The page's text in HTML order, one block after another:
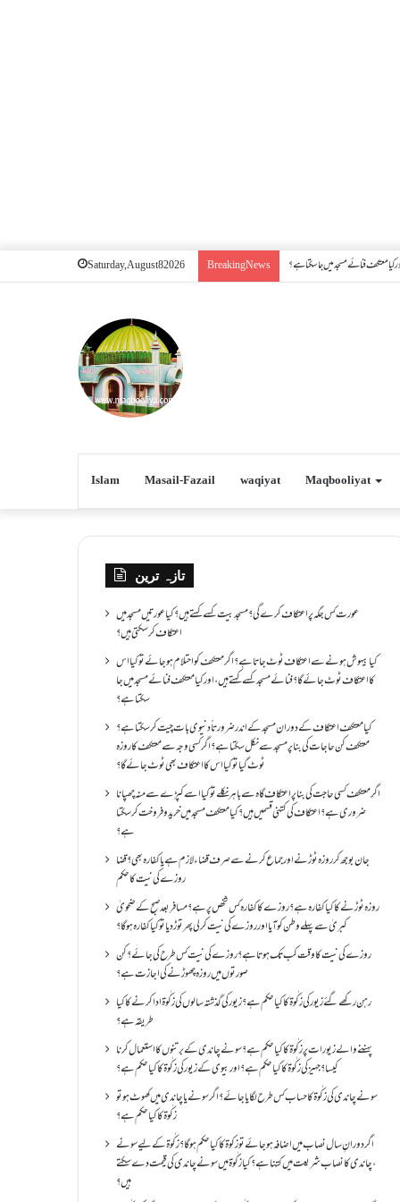
Saturday, August 8 2026 Breaking News معتکف فنائے مسجد میں جا سکتا ہے؟
Islam Masail-Fazail waqiyat Maqbooliyat
تازہ ترین
عورت کس جگہ پر اعتکاف کرے گی؟مسجد بیت کسے کہتے ہیں؟کیا عورتیں مسجد میں
اعتکاف کر سکتی ہیں؟
کیا بیہوش ہونے سے اعتکاف ٹوٹ جاتا ہے؟ اگر معتکف کو احتلام ہو جائے تو کیا اس
کا اعتکاف ٹوٹ جائے گا؟فنائے مسجد کسے کہتے ہیں ، اور کیا معتکف فنائے مسجد میں جا
سکتا ہے؟
کیا معتکف اعتکاف کے دوران مسجد کے اندر ضرورتاً دنیوی بات چیت کر سکتا ہے؟
معتکف کن حاجات کی بنا پر مسجد سے نکل سکتا ہے؟ اگر کسی وجہ سے معتکف کا روزہ
ٹوٹ گیا تو کیا اس کا اعتکاف بھی ٹوٹ جائے گا؟
اگر معتکف کسی حاجت کی بنا پر اعتکاف گاہ سے باہر نکلے تو کیا اسے کپڑے سے منہ چھپانا
ضروری ہے؟اعتکاف کی کتنی قسمیں ہیں؟کیا معتکف مسجد میں خرید و فروخت کر سکتا
ہے؟
جان بوجھ کر روزہ ٹوڑنے اور جماع کرنے سے صرف قضاء لازم ہے یا کفارہ بھی؟ قضا
روزے کی نیت کا حکم
روزہ ٹوڑنے کا کیا کفارہ ہے؟روزے کا کفارہ کس شخص پر ہے؟ مسافر بعد صبح کے ضحویٰ
کبریٰ سے پہلے وطن کو آیا اور روزے کی نیت کر لی پھر توڑ دیا تو کیا کفارہ ہو گا؟
روزے کی نیت کا وقت کب تک ہوتا ہے؟ روزے کی نیت کس طرح کی جائے؟ کن
صورتوں میں روزہ چھوڑنے کی اجازت ہے؟
رہن رکھے گئے زیور کی زکٰوۃ کا کیا حکم ہے؟زیور کی گذشتہ سالوں کی زکٰوۃ ادا کرنے کا کیا
طریقہ ہے؟
پہننے والے زیورات پر زکٰوۃ کا کیا حکم ہے؟ سونے چاندی کے برتنوں کا استعمال کرنا
کیسا؟ جہیز کی زکٰوۃ کا کیا حکم ہے؟ اور بیوی کے زیور کی زکٰوۃ کا کیا حکم ہے؟
سونے چاندی کی زکٰوۃ کا حساب کس طرح لگایا جائے؟ اگر سونے یا چاندی میں کھوٹ ہو تو
زکٰوۃ کا کیا حکم ہے؟
اگر دورانِ سال نصاب میں اضافہ ہو جائے تو زکوۃ کا کیا حکم ہو گا؟ زکٰوۃ کے لیے سونے
،چاندی کا نصاب شریعت میں کتنا ہے؟ کیا زکٰوۃ میں سونے چاندی کی قیمت دے سکتے
ہیں؟